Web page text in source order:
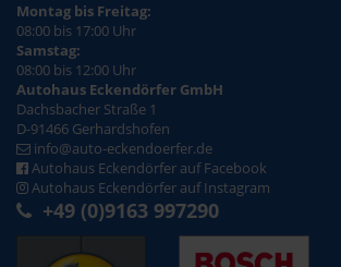
Montag bis Freitag:
08:00 bis 17:00 Uhr
Samstag:
08:00 bis 12:00 Uhr
Autohaus Eckendörfer GmbH
Dachsbacher Straße 1
D-91466 Gerhardshofen
info@auto-eckendoerfer.de
Autohaus Eckendörfer auf Facebook
Autohaus Eckendörfer auf Instagram
+49 (0)9163 997290